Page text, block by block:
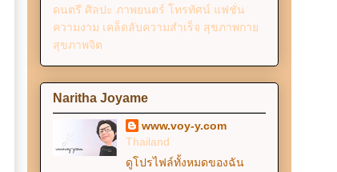
ดนตรี ศิลปะ ภาพยนตร์ โทรทัศน์ แฟชั่น
ความงาม เคล็ดลับความสำเร็จ สุขภาพกาย
สุขภาพจิต
Naritha Joyame
www.voy-y.com
Thailand
ดูโปรไฟล์ทั้งหมดของฉัน